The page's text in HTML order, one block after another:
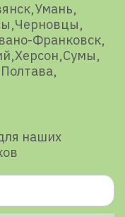
Умань
Черновцы
Франковск
Херсон Сумы
Полтава
наших